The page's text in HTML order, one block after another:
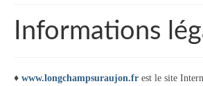
Infos pratiques
Informations
♦ www.longchampsuraujon.fr est le site